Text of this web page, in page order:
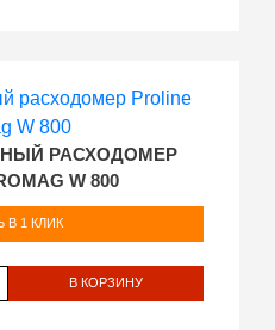
РАСХОДОМЕР
W 800
В 1 КЛИК
В КОРЗИНУ